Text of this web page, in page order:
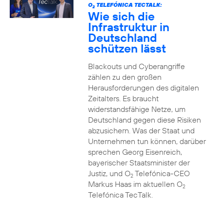
O2TELEFÓNICA TECTALK:
Wie sich die
Infrastruktur in
Deutschland
schützen lässt
Blackouts und Cyberangriffe
zählen zu den großen
Herausforderungen des digitalen
Zeitalters. Es braucht
widerstandsfähige Netze, um
Deutschland gegen diese Risiken
abzusichern. Was der Staat und
Unternehmen tun können, darüber
sprechen Georg Eisenreich,
bayerischer Staatsminister der
Justiz, und O2Telefónica-CEO
Markus Haas im aktuellen O2
Telefónica TecTalk.